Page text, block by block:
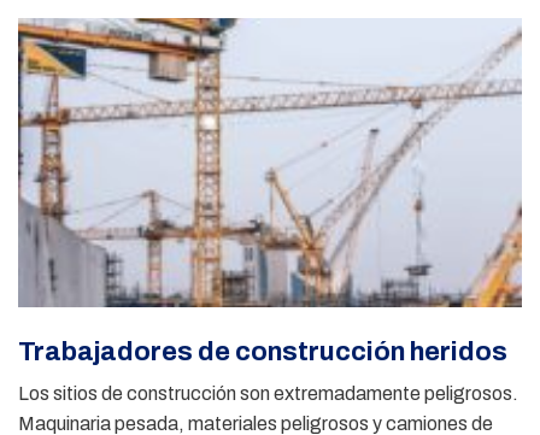
Trabajadores de construcción heridos
Los sitios de construcción son extremadamente peligrosos.
Maquinaria pesada, materiales peligrosos y camiones de